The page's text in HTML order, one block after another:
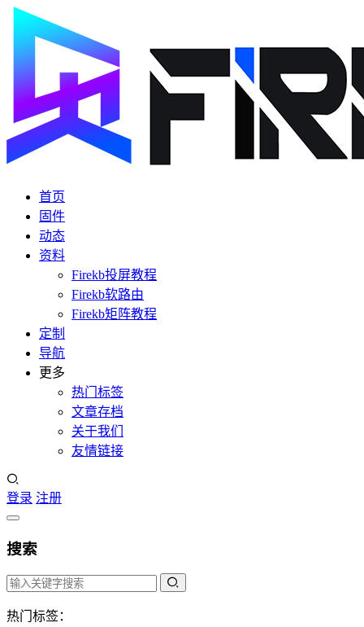
首页
固件
动态
资料
Firekb投屏教程
Firekb软路由
Firekb矩阵教程
定制
导航
更多
热门标签
文章存档
关于我们
友情链接
登录 注册
搜索
热门标签：